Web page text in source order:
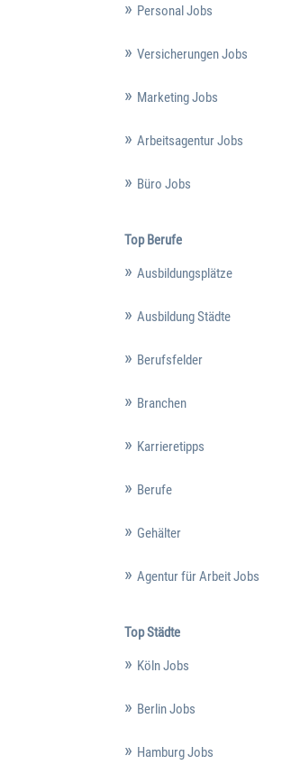
Personal Jobs
Versicherungen Jobs
Marketing Jobs
Arbeitsagentur Jobs
Büro Jobs
Top Berufe
Ausbildungsplätze
Ausbildung Städte
Berufsfelder
Branchen
Karrieretipps
Berufe
Gehälter
Agentur für Arbeit Jobs
Top Städte
Köln Jobs
Berlin Jobs
Hamburg Jobs